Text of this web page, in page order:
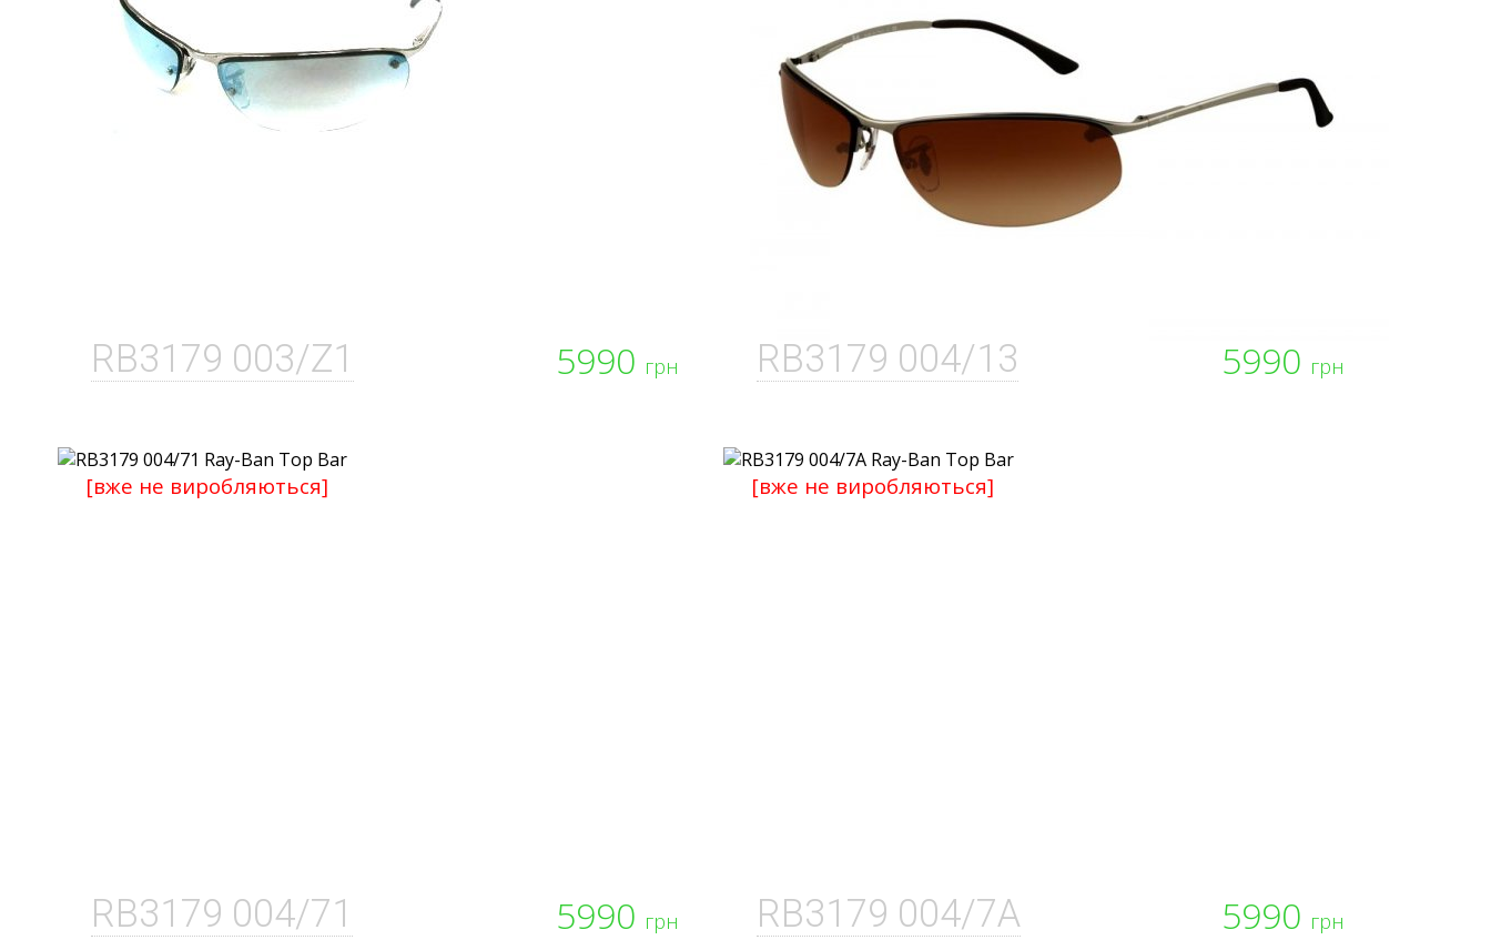
5990 грн
RB3179 003/Z1 5990 грн
RB3179 004/13
5990 грн
RB3179 004/71
[вже не виробляються]
5990 грн
RB3179 004/7A
[вже не виробляються]